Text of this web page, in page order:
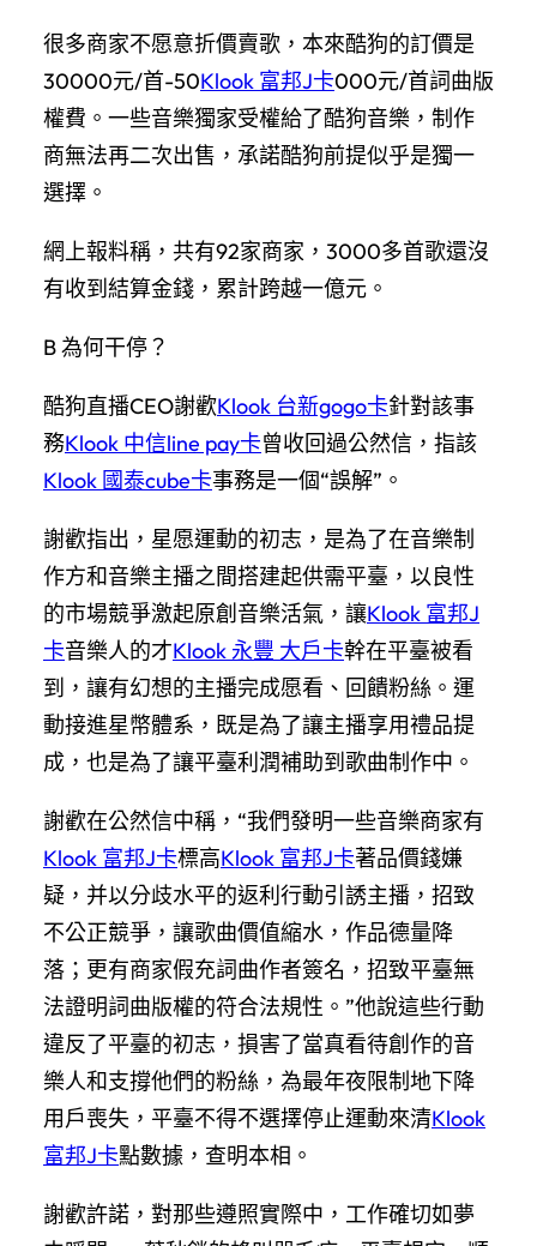
很多商家不愿意折價賣歌，本來酷狗的訂價是
30000元/首-50Klook 富邦J卡000元/首詞曲版
權費。一些音樂獨家受權給了酷狗音樂，制作
商無法再二次出售，承諾酷狗前提似乎是獨一
選擇。
網上報料稱，共有92家商家，3000多首歌還沒
有收到結算金錢，累計跨越一億元。
B 為何干停？
酷狗直播CEO謝歡Klook 台新gogo卡針對該事
務Klook 中信line pay卡曾收回過公然信，指該
Klook 國泰cube卡事務是一個“誤解”。
謝歡指出，星愿運動的初志，是為了在音樂制
作方和音樂主播之間搭建起供需平臺，以良性
的市場競爭激起原創音樂活氣，讓Klook 富邦J
卡音樂人的才Klook 永豐 大戶卡幹在平臺被看
到，讓有幻想的主播完成愿看、回饋粉絲。運
動接進星幣體系，既是為了讓主播享用禮品提
成，也是為了讓平臺利潤補助到歌曲制作中。
謝歡在公然信中稱，“我們發明一些音樂商家有
Klook 富邦J卡標高Klook 富邦J卡著品價錢嫌
疑，并以分歧水平的返利行動引誘主播，招致
不公正競爭，讓歌曲價值縮水，作品德量降
落；更有商家假充詞曲作者簽名，招致平臺無
法證明詞曲版權的符合法規性。”他說這些行動
違反了平臺的初志，損害了當真看待創作的音
樂人和支撐他們的粉絲，為最年夜限制地下降
用戶喪失，平臺不得不選擇停止運動來清Klook
富邦J卡點數據，查明本相。
謝歡許諾，對那些遵照實際中，工作確切如夢